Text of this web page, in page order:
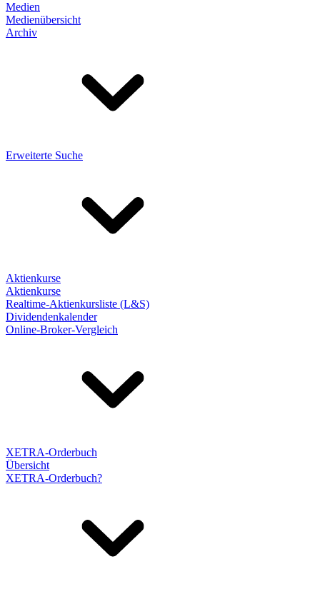
Medien
Medienübersicht
Archiv
Erweiterte Suche
Aktienkurse
Aktienkurse
Realtime-Aktienkursliste (L&S)
Dividendenkalender
Online-Broker-Vergleich
XETRA-Orderbuch
Übersicht
XETRA-Orderbuch?